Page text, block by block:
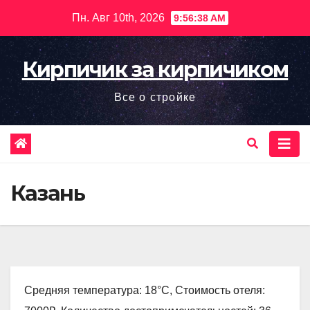
содержимому
Пн. Авг 10th, 2026 9:56:39 AM
Кирпичик за кирпичиком
Все о стройке
Казань
Средняя температура: 18°C, Стоимость отеля: